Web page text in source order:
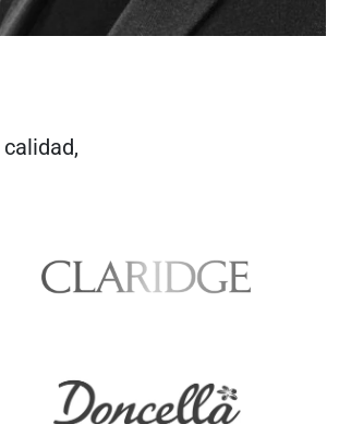
calidad,